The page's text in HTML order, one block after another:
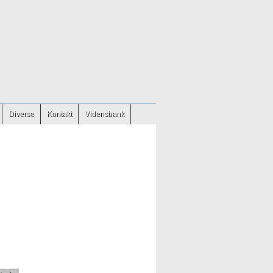
Diverse Kontakt Vidensbank